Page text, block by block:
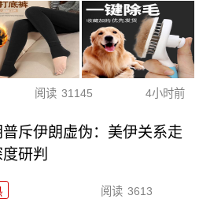
阅读 31145 4小时前
斥伊朗虚伪：美伊关系走
研判
阅读 3613